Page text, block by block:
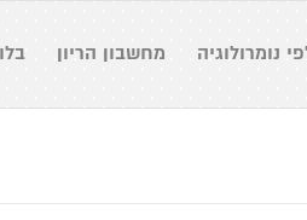
נומרולוגיה מחשבון הריון